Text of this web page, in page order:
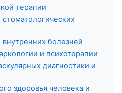
терапии
болезней
и психотерапии
диагностики и
здоровья человека и